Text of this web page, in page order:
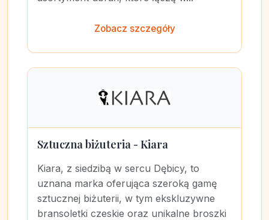
Zobacz szczegóły
Sztuczna biżuteria - Kiara
Kiara, z siedzibą w sercu Dębicy, to
uznana marka oferująca szeroką gamę
sztucznej biżuterii, w tym ekskluzywne
bransoletki czeskie oraz unikalne broszki